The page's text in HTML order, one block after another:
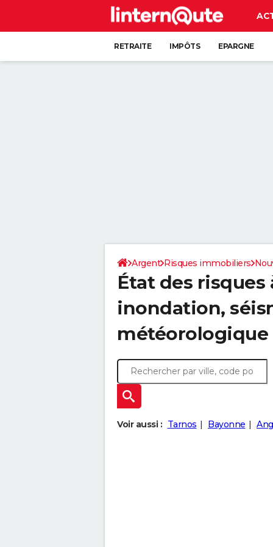
RETRAITE IMPÔTS EPARGNE
Argent Risques immobiliers
État des risques
inondation,
météorologique
Voir aussi : Tarnos Bayonne